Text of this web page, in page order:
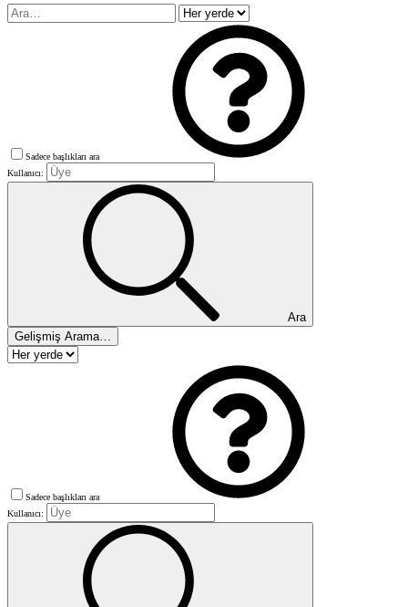
Sadece başlıkları ara
Kullanıcı:
Ara
Gelişmiş Arama…
Sadece başlıkları ara
Kullanıcı: